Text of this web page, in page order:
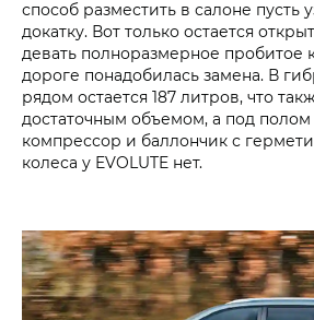
способ разместить в салоне пусть
докатку. Вот только остается
девать полноразмерное пробитое
дороге понадобилась замена. В
рядом остается 187 литров, что
достаточным объемом, а под полом
компрессор и баллончик с
колеса у EVOLUTE нет.